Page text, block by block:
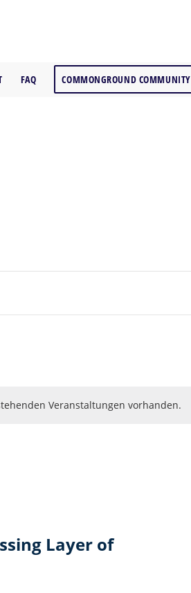
FAQ COMMONGROUND COMMUNITY
Veranstaltungen vorhanden.
Layer of